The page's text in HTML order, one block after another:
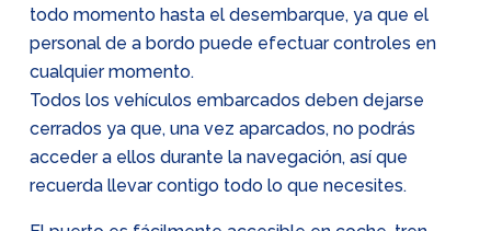
todo momento hasta el desembarque, ya que el
personal de a bordo puede efectuar controles en
cualquier momento.
Todos los vehículos embarcados deben dejarse
cerrados ya que, una vez aparcados, no podrás
acceder a ellos durante la navegación, así que
recuerda llevar contigo todo lo que necesites.